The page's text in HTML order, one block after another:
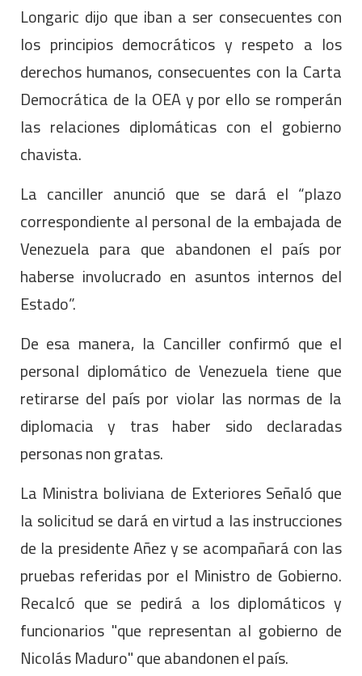
Longaric dijo que iban a ser consecuentes con
los principios democráticos y respeto a los
derechos humanos, consecuentes con la Carta
Democrática de la OEA y por ello se romperán
las relaciones diplomáticas con el gobierno
chavista.
La canciller anunció que se dará el “plazo
correspondiente al personal de la embajada de
Venezuela para que abandonen el país por
haberse involucrado en asuntos internos del
Estado”.
De esa manera, la Canciller confirmó que el
personal diplomático de Venezuela tiene que
retirarse del país por violar las normas de la
diplomacia y tras haber sido declaradas
personas non gratas.
La Ministra boliviana de Exteriores Señaló que
la solicitud se dará en virtud a las instrucciones
de la presidente Añez y se acompañará con las
pruebas referidas por el Ministro de Gobierno.
Recalcó que se pedirá a los diplomáticos y
funcionarios "que representan al gobierno de
Nicolás Maduro" que abandonen el país.